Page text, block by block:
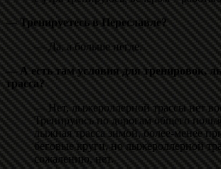
— Тренируетесь в Переславле?
— Да, а больше негде.
— А есть там условия для тренировок,
трасса?
— Нет, лыжероллерной трассы нет
Тренируюсь по дорогам общего
лыжная трасса зимой, более-менее
беговые круги, но лыжероллерной
сожалению, нет.